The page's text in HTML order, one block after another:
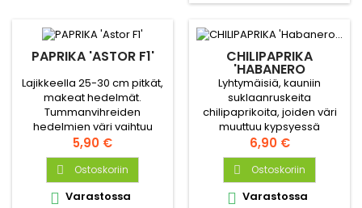
PAPRIKA 'ASTOR F1'
Lajikkeella 25-30 cm pitkät,
makeat hedelmät.
Tummanvihreiden
hedelmien väri vaihtuu
oranssiin ja makeus
lisääntyy. Voidaan korjata
myös vihreinä.
Hinta
5,90 €
 Ostoskoriin
 Varastossa
CHILIPAPRIKA
'HABANERO
CHOCOLATE'
Lyhtymäisiä, kauniin
suklaanruskeita
chilipaprikoita, joiden väri
muuttuu kypsyessä
vihreästä ruskeaksi. Maku
on hyvä ja hedelmäinen,
hieman savuinen, jossa
kuitenkin potkua.
Hinta
6,90 €
 Ostoskoriin
 Varastossa